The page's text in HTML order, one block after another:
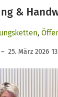
&
,
25. März 2026